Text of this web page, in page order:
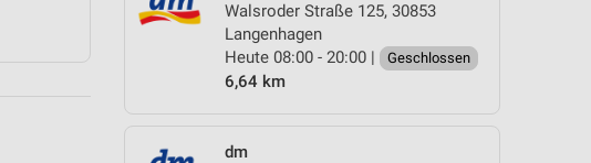
Walsroder Straße 125, 30853
Langenhagen
Heute 08:00 - 20:00 |
Geschlossen
6,64 km
dm